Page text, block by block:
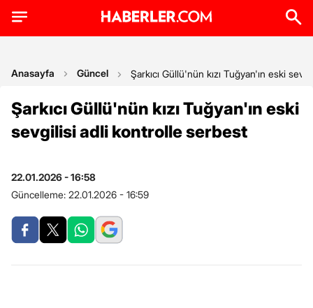
Anasayfa Güncel Şarkıcı Güllü'nün kızı Tuğyan'ın eski
Şarkıcı Güllü'nün kızı Tuğyan'ın eski
sevgilisi adli kontrolle serbest
22.01.2026 - 16:58
Güncelleme: 22.01.2026 - 16:59